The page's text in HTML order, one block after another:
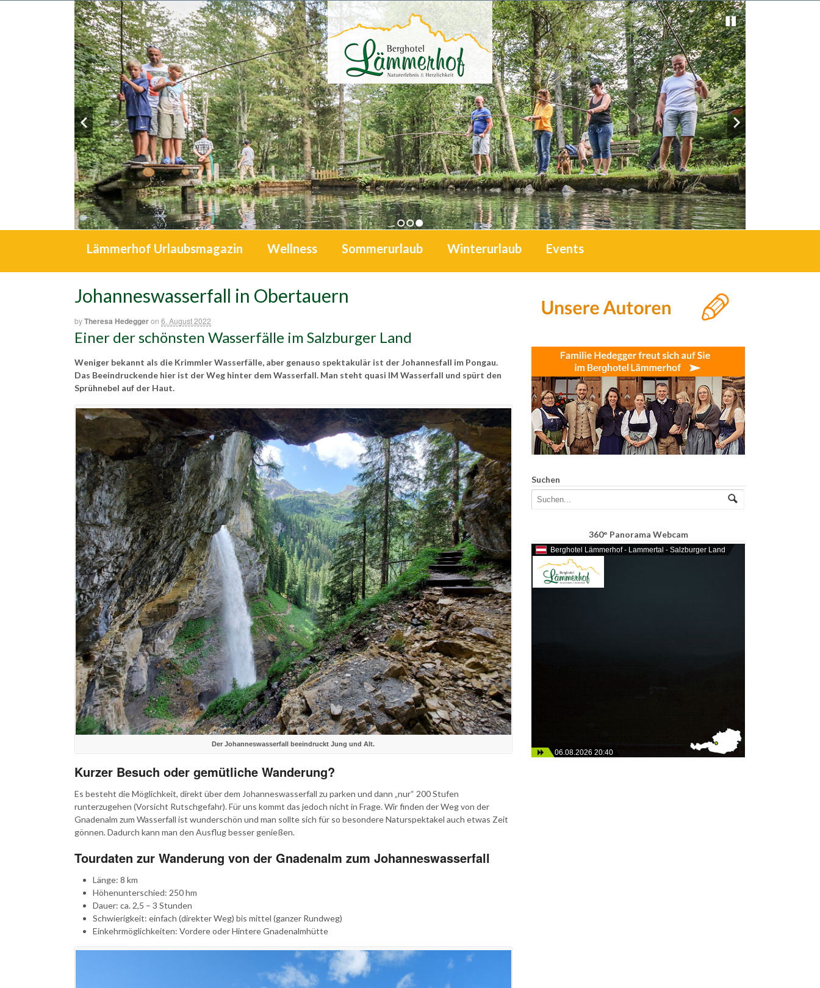
1 2 3
Lämmerhof Urlaubsmagazin Wellness Sommerurlaub Winterurlaub Events
Johanneswasserfall in Obertauern
byTheresa Hedeggeron 6. August 2022
Einer der schönsten Wasserfälle im Salzburger Land
Weniger bekannt als die Krimmler Wasserfälle, aber genauso spektakulär ist der Johannesfall im Pongau.
Das Beeindruckende hier ist der Weg hinter dem Wasserfall. Man steht quasi IM Wasserfall und spürt den
Sprühnebel auf der Haut.
Der Johanneswasserfall beeindruckt Jung und Alt.
Kurzer Besuch oder gemütliche Wanderung?
Es besteht die Möglichkeit, direkt über dem Johanneswasserfall zu parken und dann „nur“ 200 Stufen
runterzugehen (Vorsicht Rutschgefahr). Für uns kommt das jedoch nicht in Frage. Wir finden der Weg von der
Gnadenalm zum Wasserfall ist wunderschön und man sollte sich für so besondere Naturspektakel auch etwas Zeit
gönnen. Dadurch kann man den Ausflug besser genießen.
Tourdaten zur Wanderung von der Gnadenalm zum Johanneswasserfall
Länge: 8 km
Höhenunterschied: 250 hm
Dauer: ca. 2,5 – 3 Stunden
Schwierigkeit: einfach (direkter Weg) bis mittel (ganzer Rundweg)
Einkehrmöglichkeiten: Vordere oder Hintere Gnadenalmhütte
Suchen
360° Panorama Webcam
Berghotel Lämmerhof - Lammertal - Salzburger Land
06.08.2026 20:40